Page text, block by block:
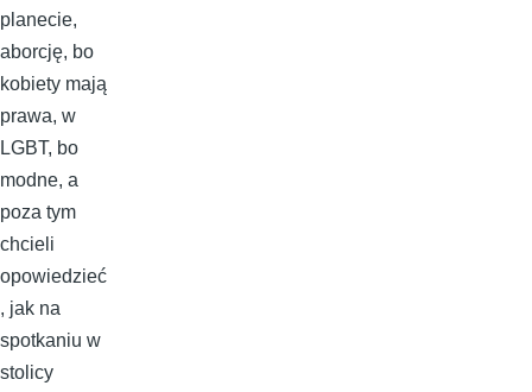
planecie,
aborcję, bo
kobiety mają
prawa, w
LGBT, bo
modne, a
poza tym
chcieli
opowiedzieć
, jak na
spotkaniu w
stolicy